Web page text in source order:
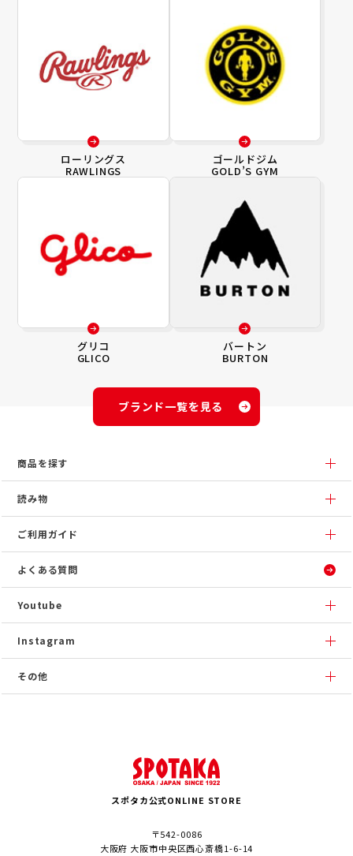
ローリングス
RAWLINGS
ゴールドジム
GOLD’S GYM
グリコ
GLICO
バートン
BURTON
ブランド一覧を見る
商品を探す
読み物
ご利用ガイド
よくある質問
Youtube
Instagram
その他
スポタカ公式ONLINE STORE
〒542-0086
大阪府 大阪市中央区西心斎橋1-6-14